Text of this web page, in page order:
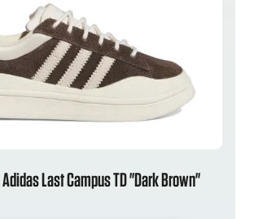
Last Campus TD "Dark Brown"